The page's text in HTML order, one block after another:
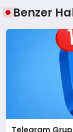
Benzer
Telegram